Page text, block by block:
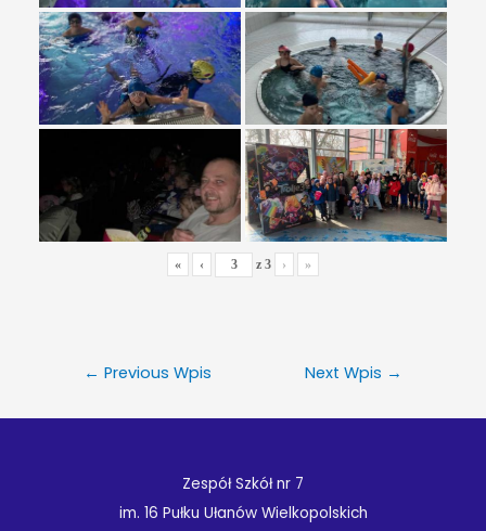
« ‹ z 3 › »
← Previous Wpis Next Wpis →
Zespół Szkół nr 7
im. 16 Pułku Ułanów Wielkopolskich